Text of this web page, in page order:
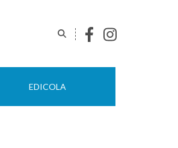
EDICOLA